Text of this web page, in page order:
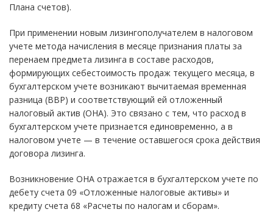
Плана счетов).
При применении новым лизингополучателем в налоговом
учете метода начисления в месяце признания платы за
перенаем предмета лизинга в составе расходов,
формирующих себестоимость продаж текущего месяца, в
бухгалтерском учете возникают вычитаемая временная
разница (ВВР) и соответствующий ей отложенный
налоговый актив (ОНА). Это связано с тем, что расход в
бухгалтерском учете признается единовременно, а в
налоговом учете — в течение оставшегося срока действия
договора лизинга.
Возникновение ОНА отражается в бухгалтерском учете по
дебету счета 09 «Отложенные налоговые активы» и
кредиту счета 68 «Расчеты по налогам и сборам».